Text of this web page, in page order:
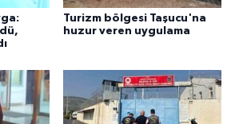
Turizm bölgesi Taşucu'na
huzur veren uygulama